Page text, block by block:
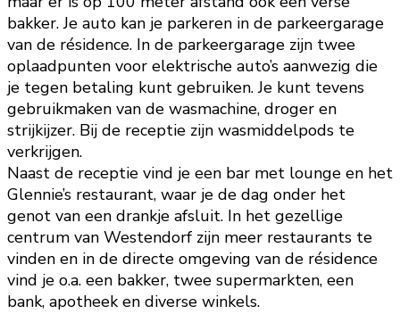
bakker. Je auto kan je parkeren in de parkeergarage
van de résidence. In de parkeergarage zijn twee
oplaadpunten voor elektrische auto’s aanwezig die
je tegen betaling kunt gebruiken. Je kunt tevens
gebruikmaken van de wasmachine, droger en
strijkijzer. Bij de receptie zijn wasmiddelpods te
verkrijgen.
Naast de receptie vind je een bar met lounge en het
Glennie’s restaurant, waar je de dag onder het
genot van een drankje afsluit. In het gezellige
centrum van Westendorf zijn meer restaurants te
vinden en in de directe omgeving van de résidence
vind je o.a. een bakker, twee supermarkten, een
bank, apotheek en diverse winkels.